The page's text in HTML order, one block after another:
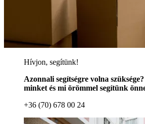
Hívjon, segítünk!
Azonnali segítségre volna
minket és mi örömmel segítünk
+36 (70) 678 00 24